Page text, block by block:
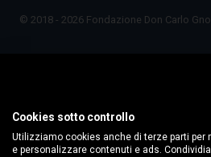
© 2018 - 2026 Fondazione Don Carlo
Cookies sotto controllo
Utilizziamo cookies anche di terze parti per
e personalizzare contenuti e ads.